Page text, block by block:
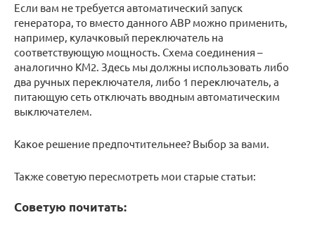
Если вам не требуется автоматический запуск
генератора, то вместо данного АВР можно применить,
например, кулачковый переключатель на
соответствующую мощность. Схема соединения –
аналогично КМ2. Здесь мы должны использовать либо
два ручных переключателя, либо 1 переключатель, а
питающую сеть отключать вводным автоматическим
выключателем.
Какое решение предпочтительнее? Выбор за вами.
Также советую пересмотреть мои старые статьи:
Советую почитать: